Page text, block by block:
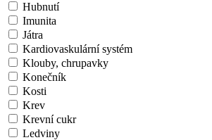
Hubnutí
Imunita
Játra
Kardiovaskulární systém
Klouby, chrupavky
Konečník
Kosti
Krev
Krevní cukr
Ledviny